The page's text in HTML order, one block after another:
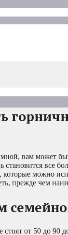
вам может
становится все
которые можно
прежде чем
от 50 до 90